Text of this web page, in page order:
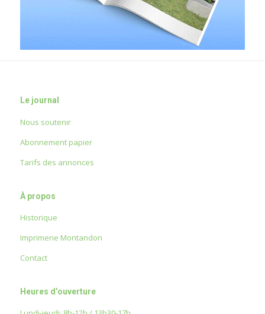
Le journal
Nous soutenir
Abonnement papier
Tarifs des annonces
À propos
Historique
Imprimerie Montandon
Contact
Heures d’ouverture